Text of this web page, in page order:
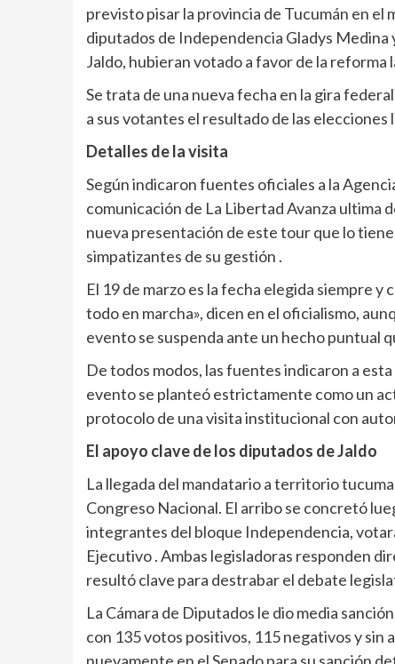
previsto pisar la provincia de Tucumán en el
diputados de Independencia Gladys
Jaldo, hubieran votado a favor de la reforma
Se trata de una nueva fecha en la gira
a sus votantes el resultado de las
Detalles de la visita
Según indicaron fuentes oficiales a la
comunicación de La Libertad Avanza ultima
nueva presentación de este tour que lo
simpatizantes de su gestión .
El 19 de marzo es la fecha elegida siempre
todo en marcha», dicen en el oficialismo,
evento se suspenda ante un hecho puntual
De todos modos, las fuentes indicaron a
evento se planteó estrictamente como un
protocolo de una visita institucional con
El apoyo clave de los diputados de Jaldo
La llegada del mandatario a territorio
Congreso Nacional. El arribo se concretó
integrantes del bloque Independencia,
Ejecutivo . Ambas legisladoras responden
resultó clave para destrabar el debate
La Cámara de Diputados le dio media
con 135 votos positivos, 115 negativos y